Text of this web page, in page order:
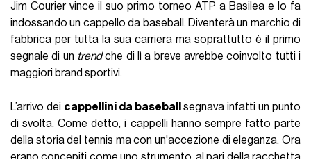
Jim Courier vince il suo primo torneo ATP a Basilea e lo fa
indossando un cappello da baseball. Diventerà un marchio di
fabbrica per tutta la sua carriera ma soprattutto è il primo
segnale di un trendche di lì a breve avrebbe coinvolto tutti i
maggiori brand sportivi.
L’arrivo dei cappellini da baseball
segnava infatti un punto
di svolta. Come detto, i cappelli hanno sempre fatto parte
della storia del tennis ma con un'accezione di eleganza. Ora